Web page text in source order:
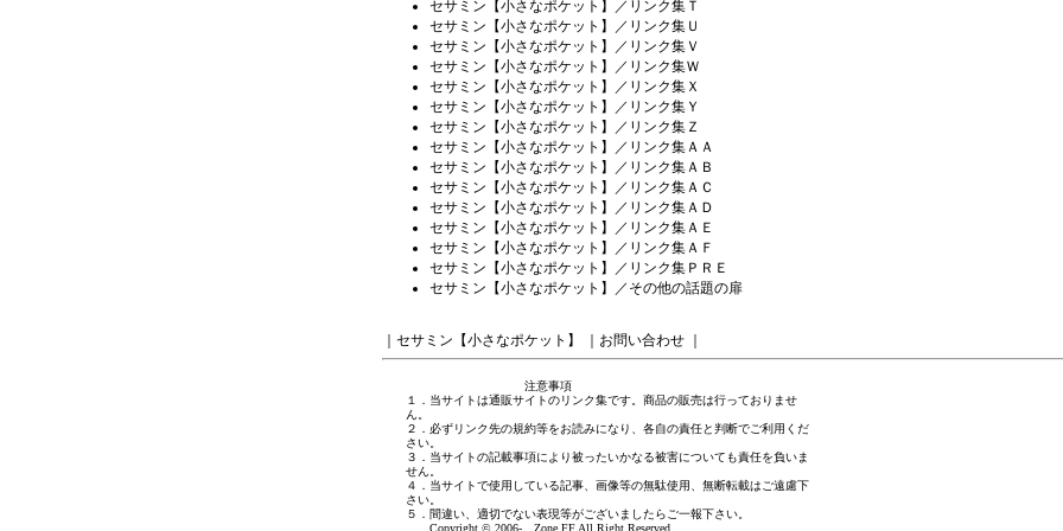
セサミン【小さなポケット】／リンク集Ｔ
セサミン【小さなポケット】／リンク集Ｕ
セサミン【小さなポケット】／リンク集Ｖ
セサミン【小さなポケット】／リンク集Ｗ
セサミン【小さなポケット】／リンク集Ｘ
セサミン【小さなポケット】／リンク集Ｙ
セサミン【小さなポケット】／リンク集Ｚ
セサミン【小さなポケット】／リンク集ＡＡ
セサミン【小さなポケット】／リンク集ＡＢ
セサミン【小さなポケット】／リンク集ＡＣ
セサミン【小さなポケット】／リンク集ＡＤ
セサミン【小さなポケット】／リンク集ＡＥ
セサミン【小さなポケット】／リンク集ＡＦ
セサミン【小さなポケット】／リンク集ＰＲＥ
セサミン【小さなポケット】／その他の話題の扉
セサミン【小さなポケット】 お問い合わせ
注意事項
１．当サイトは通販サイトのリンク集です。商品の販売は行っておりませ
ん。
２．必ずリンク先の規約等をお読みになり、各自の責任と判断でご利用くだ
さい。
３．当サイトの記載事項により被ったいかなる被害についても責任を負いま
せん。
４．当サイトで使用している記事、画像等の無駄使用、無断転載はご遠慮下
さい。
５．間違い、適切でない表現等がございましたら ご一報下さい
Copyright © 2006- Zone FF All Right Reserved.